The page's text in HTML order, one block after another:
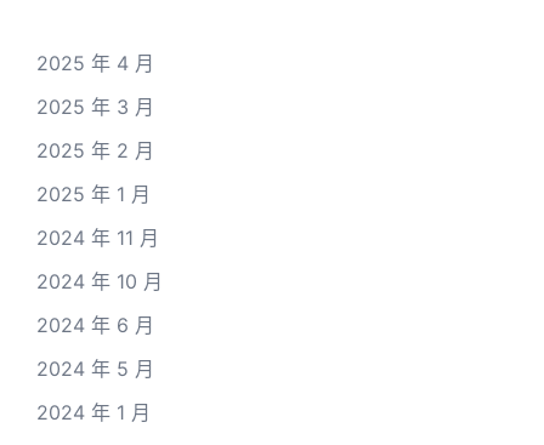
2025 年 4 月
2025 年 3 月
2025 年 2 月
2025 年 1 月
2024 年 11 月
2024 年 10 月
2024 年 6 月
2024 年 5 月
2024 年 1 月